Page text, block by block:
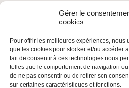
Gérer le
cookies
Pour offrir les meilleures expériences, nous
que les cookies pour stocker et/ou accéder
fait de consentir à ces technologies nous
telles que le comportement de navigation
de ne pas consentir ou de retirer son
sur certaines caractéristiques et fonctions.
Valider
© 2026 | BDS France | Boycott